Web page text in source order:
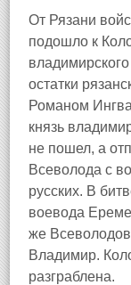
От Рязани
подошло к
остатки
Романом
князь
не пошел, а
Всеволода с
русских. В
воевода
же
Владимир.
разграблена.